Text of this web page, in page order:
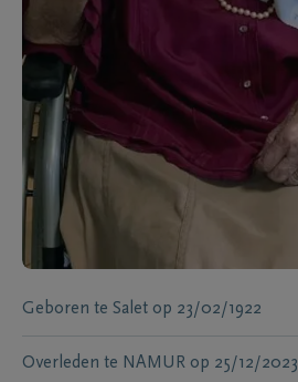
Geboren te Salet op 23/02/1922
Overleden te NAMUR op 25/12/2023